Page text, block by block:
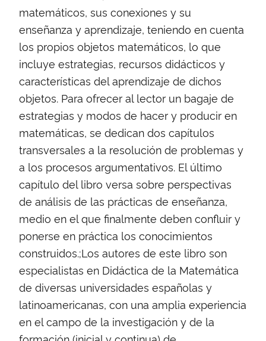
matemáticos, sus conexiones y su
enseñanza y aprendizaje, teniendo en cuenta
los propios objetos matemáticos, lo que
incluye estrategias, recursos didácticos y
características del aprendizaje de dichos
objetos. Para ofrecer al lector un bagaje de
estrategias y modos de hacer y producir en
matemáticas, se dedican dos capítulos
transversales a la resolución de problemas y
a los procesos argumentativos. El último
capítulo del libro versa sobre perspectivas
de análisis de las prácticas de enseñanza,
medio en el que finalmente deben confluir y
ponerse en práctica los conocimientos
construidos.;Los autores de este libro son
especialistas en Didáctica de la Matemática
de diversas universidades españolas y
latinoamericanas, con una amplia experiencia
en el campo de la investigación y de la